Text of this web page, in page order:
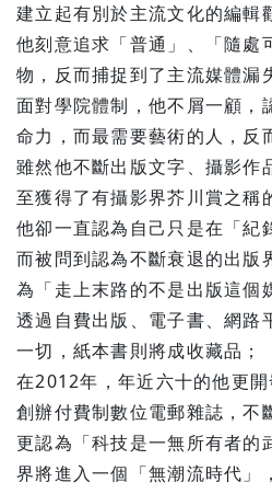
建立起有別於主流文化的編輯
他刻意追求「普通」、「隨處
物，反而捕捉到了主流媒體漏
面對學院體制，他不屑一顧，
命力，而最需要藝術的人，反
雖然他不斷出版文字、攝影作
至獲得了有攝影界芥川賞之稱
他卻一直認為自己只是在「紀
而被問到認為不斷衰退的出版
為「走上末路的不是出版這個
透過自費出版、電子書、網路
一切，紙本書則將成收藏品；
在2012年，年近六十的他更開
創辦付費制數位電郵雜誌，不
更認為「科技是一無所有者的
界將進入一個「無潮流時代」